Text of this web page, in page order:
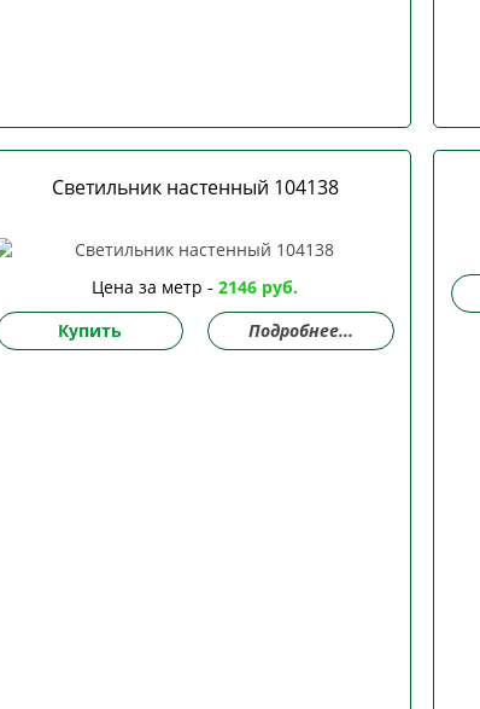
Светильник настенный 104138
Цена за метр -2146 руб.
Купить
Подробнее...